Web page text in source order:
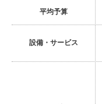
平均予算
設備・サービス